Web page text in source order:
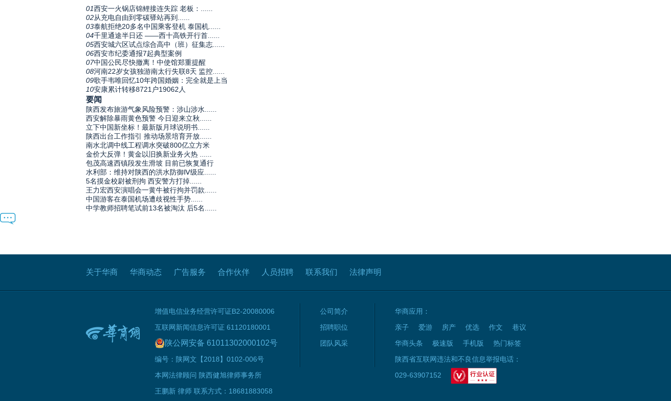
01西安一火锅店锦鲤接连失踪 老板：......
02从充电自由到零碳驿站再到......
03泰航拒绝20多名中国乘客登机 泰国机......
04千里通途半日还 ——西十高铁开行首......
05西安城六区试点综合高中（班）征集志......
06西安市纪委通报7起典型案例
07中国公民尽快撤离！中使馆郑重提醒
08河南22岁女孩独游南太行失联8天 监控......
09歌手韦唯回忆10年跨国婚姻：完全就是上当
10安康累计转移8721户19062人
要闻
陕西发布旅游气象风险预警：涉山涉水......
西安解除暴雨黄色预警 今日迎来立秋......
立下中国新坐标！最新版月球说明书......
陕西出台工作指引 推动场景培育开放......
南水北调中线工程调水突破800亿立方米
金价大反弹！黄金以旧换新业务火热 ......
包茂高速西镇段发生滑坡 目前已恢复通行
水利部：维持对陕西的洪水防御Ⅳ级应......
5名摸金校尉被刑拘 西安警方打掉......
王力宏西安演唱会一黄牛被行拘并罚款......
中国游客在泰国机场遭歧视性手势......
中学教师招聘笔试前13名被淘汰 后5名......
关于华商 华商动态 广告服务 合作伙伴 人员招聘 联系我们 法律声明
增值电信业务经营许可证B2-20080006
互联网新闻信息许可证 61120180001
陕公网安备 61011302000102号
编号：陕网文【2018】0102-006号
本网法律顾问 陕西健旭律师事务所
王鹏新 律师 联系方式：18681883058
公司简介
招聘职位
团队风采
华商应用：
亲子
爱游 房产 优选 作文
巷议
华商头条
极速版 手机版
热门标签
陕西省互联网违法和不良信息举报电话：
029-63907152